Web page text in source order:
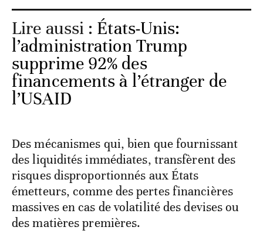
Lire aussi : États-Unis:
l’administration Trump
supprime 92% des
financements à l’étranger de
l’USAID
Des mécanismes qui, bien que fournissant
des liquidités immédiates, transfèrent des
risques disproportionnés aux États
émetteurs, comme des pertes financières
massives en cas de volatilité des devises ou
des matières premières.